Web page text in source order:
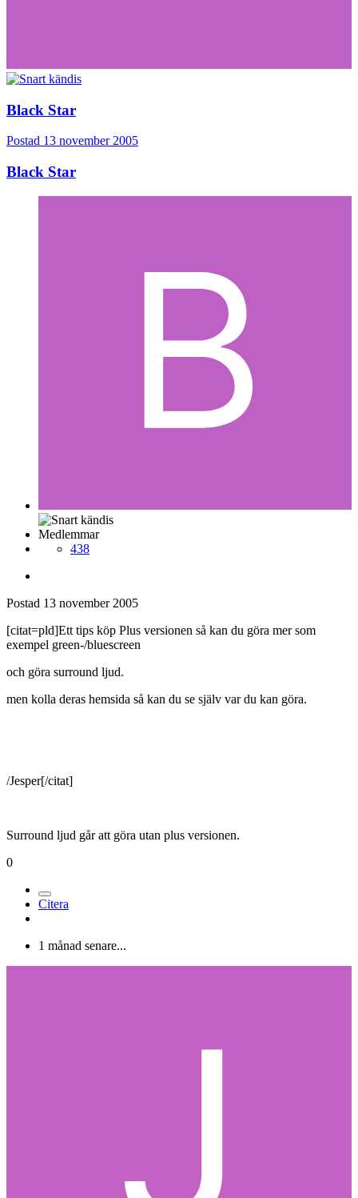
Black Star
Postad 13 november 2005
Black Star
Medlemmar
438
Postad 13 november 2005
[citat=pld]Ett tips köp Plus versionen så kan du göra mer som
exempel green-/bluescreen
och göra surround ljud.
men kolla deras hemsida så kan du se själv var du kan göra.
/Jesper[/citat]
Surround ljud går att göra utan plus versionen.
0
Citera
1 månad senare...